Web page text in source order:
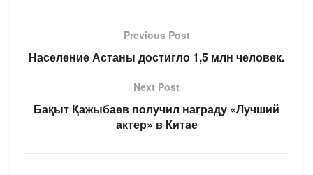
Previous Post
Население Астаны достигло 1,5 млн человек.
Next Post
Бақыт Қажыбаев получил награду «Лучший
актер» в Китае